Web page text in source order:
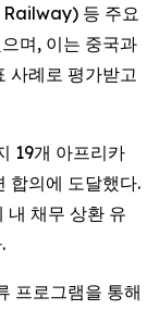
등 주요
며, 이는 중국과
사례로 평가받고
19개 아프리카
합의에 도달했다.
내 채무 상환 유
프로그램을 통해